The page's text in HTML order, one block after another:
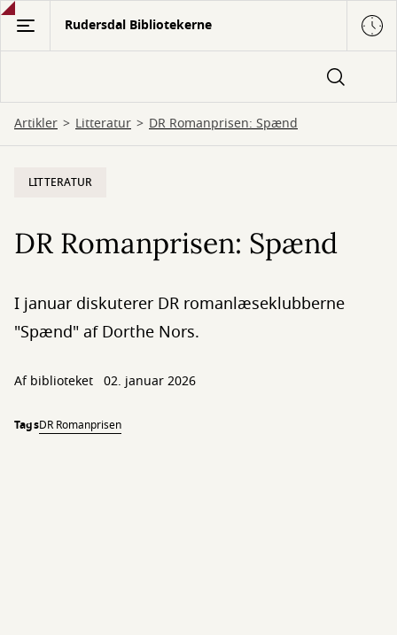
Gå
hovedindhold
Rudersdal Bibliotekerne
Artikler Litteratur DR Romanprisen: Spænd
LITTERATUR
DR Romanprisen: Spænd
I januar diskuterer DR romanlæseklubberne
"Spænd" af Dorthe Nors.
Af biblioteket 02. januar 2026
TagsDR Romanprisen